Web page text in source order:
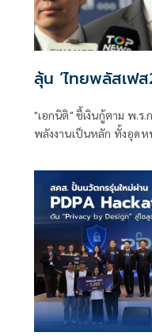
ลุ้น ‘ไทยพลัสเฟส
"เอกนิติ" ชี้เงินกู้ตาม พ.ร
พลังงานเป็นหลัก ทั้งอุดห
พร้อมให้ใช้กับไทยเที่ยว
รอประเมินความเหมาะส